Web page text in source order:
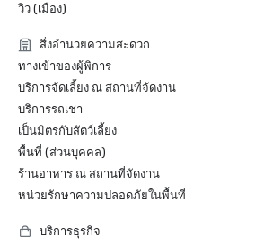
วิว (เมือง)
สิ่งอำนวยความสะดวก
ทางเข้าของผู้พิการ
บริการจัดเลี้ยง ณ สถานที่จัดงาน
บริการรถเช่า
เป็นมิตรกับสัตว์เลี้ยง
พื้นที่ (ส่วนบุคคล)
ร้านอาหาร ณ สถานที่จัดงาน
หน่วยรักษาความปลอดภัยในพื้นที่
บริการธุรกิจ